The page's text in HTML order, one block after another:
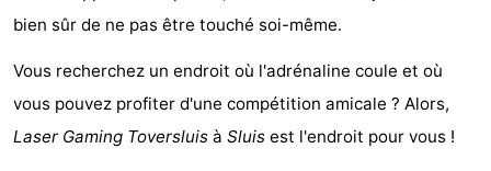
faire
d'intérêt
-
Musées
-
bien sûr de ne pas être touché soi-même.
Vous recherchez un endroit où l'adrénaline coule et où
vous pouvez profiter d'une compétition amicale ? Alors,
Laser Gaming Toversluis à Sluis est l'endroit pour vous !